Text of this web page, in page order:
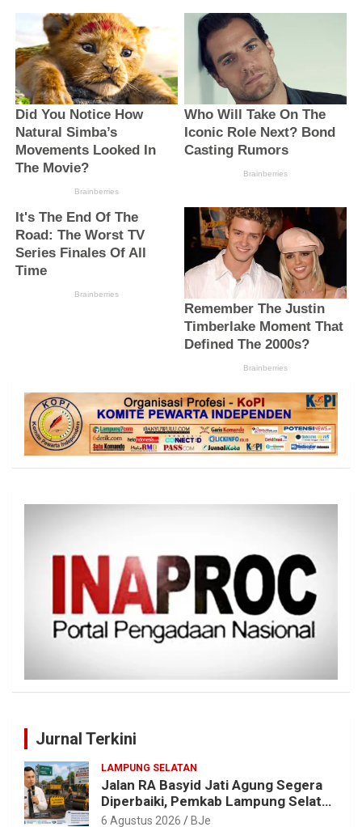
Jurnal Terkini
LAMPUNG SELATAN
Jalan RA Basyid Jati Agung Segera
Diperbaiki, Pemkab Lampung Selatan
Alokasikan Rp1,13 Miliar
6 Agustus 2026 BJe